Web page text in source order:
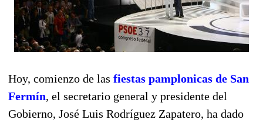
Hoy, comienzo de las fiestas pamplonicas de San
Fermín, el secretario general y presidente del
Gobierno, José Luis Rodríguez Zapatero, ha dado